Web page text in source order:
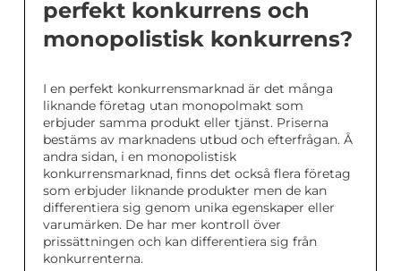
perfekt konkurrens och
monopolistisk konkurrens?
I en perfekt konkurrensmarknad är det många
liknande företag utan monopolmakt som
erbjuder samma produkt eller tjänst. Priserna
bestäms av marknadens utbud och efterfrågan. Å
andra sidan, i en monopolistisk
konkurrensmarknad, finns det också flera företag
som erbjuder liknande produkter men de kan
differentiera sig genom unika egenskaper eller
varumärken. De har mer kontroll över
prissättningen och kan differentiera sig från
konkurrenterna.